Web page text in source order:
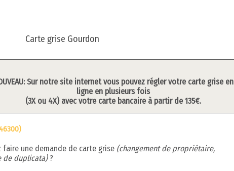
Carte grise Gourdon
Sur notre site internet vous pouvez régler votre carte grise en
ligne en plusieurs fois
(3X ou 4X) avec votre carte bancaire à partir de 135€.
faire une demande de carte grise (changement de propriétaire,
de duplicata)?